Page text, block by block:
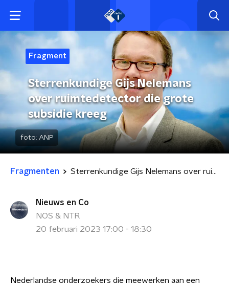
Fragment
Sterrenkundige Gijs Nelemans
over ruimtedetector die grote
subsidie kreeg
foto: ANP
Fragmenten Sterrenkundige Gijs Nelemans over ruimtedetector die grote subsidie kreeg
Nieuws en Co
NOS & NTR
20 februari 2023 17:00 - 18:30
Nederlandse onderzoekers die meewerken aan een